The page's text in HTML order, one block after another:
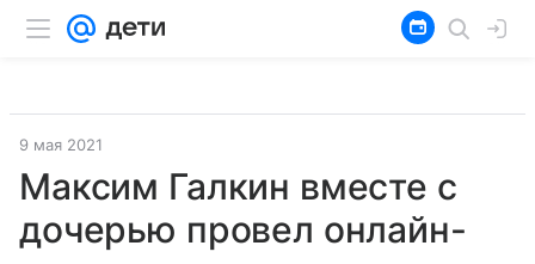
9 мая 2021
Максим Галкин вместе с
дочерью провел онлайн-